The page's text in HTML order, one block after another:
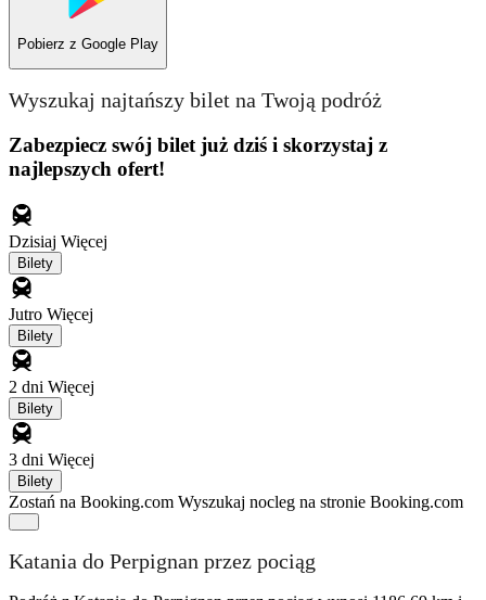
Pobierz z Google Play
Wyszukaj najtańszy bilet na Twoją podróż
Zabezpiecz swój bilet już dziś i skorzystaj z
najlepszych ofert!
Dzisiaj Więcej
Bilety
Jutro Więcej
Bilety
2 dni Więcej
Bilety
3 dni Więcej
Bilety
Zostań na Booking.com Wyszukaj nocleg na stronie Booking.com
Katania do Perpignan przez pociąg